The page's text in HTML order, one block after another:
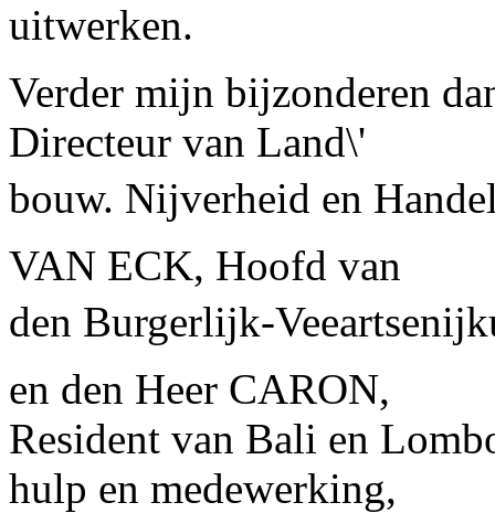
uitwerken.
Verder mijn bijzonderen
Directeur van Land\'
bouw. Nijverheid en
VAN ECK, Hoofd van
den Burgerlijk-
en den Heer CARON,
Resident van Bali en
hulp en medewerking,